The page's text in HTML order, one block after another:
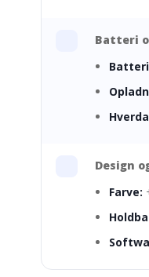
Batteri
Design
Farve: